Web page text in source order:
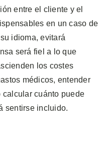
entre el cliente y el
en un caso de
idioma, evitará
será fiel a lo que
los costes
médicos, entender
calcular cuánto puede
sentirse incluido.